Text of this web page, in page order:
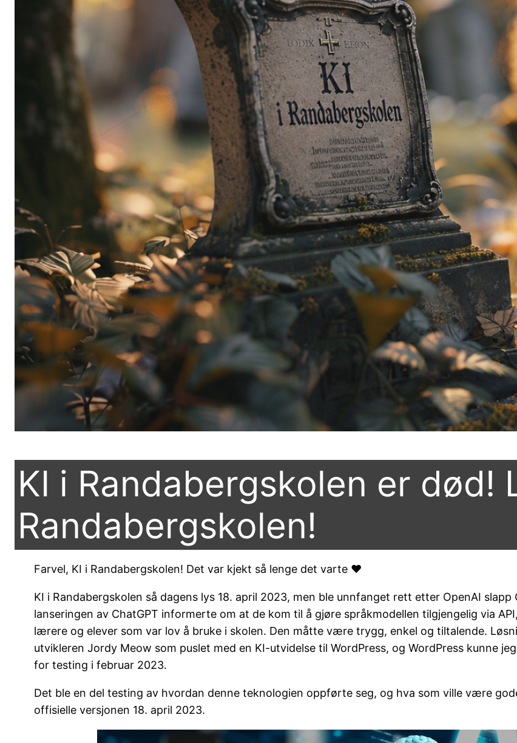
KI i Randabergskolen er død!
Randabergskolen!
Farvel, KI i Randabergskolen! Det var kjekt så lenge det varte ❤️
KI i Randabergskolen så dagens lys 18. april 2023, men ble unnfanget rett etter OpenAI
lanseringen av ChatGPT informerte om at de kom til å gjøre språkmodellen tilgjengelig via
lærere og elever som var lov å bruke i skolen. Den måtte være trygg, enkel og tiltalende.
utvikleren Jordy Meow som puslet med en KI-utvidelse til WordPress, og WordPress kunne
for testing i februar 2023.
Det ble en del testing av hvordan denne teknologien oppførte seg, og hva som ville være
offisielle versjonen 18. april 2023.